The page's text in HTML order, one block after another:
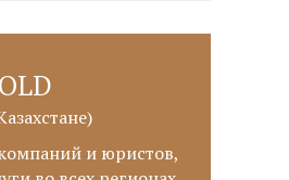
и юристов,